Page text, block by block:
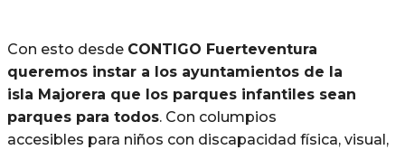
Con esto desde CONTIGO Fuerteventura
queremos instar a los ayuntamientos de la
isla Majorera que los parques infantiles sean
parques para todos. Con columpios
accesibles para niños con discapacidad física, visual,